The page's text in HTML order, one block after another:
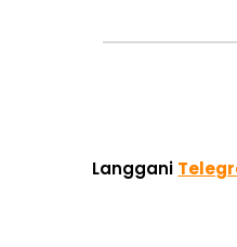
Langgani